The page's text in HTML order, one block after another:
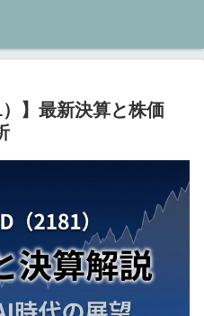
）】最新決算と株価